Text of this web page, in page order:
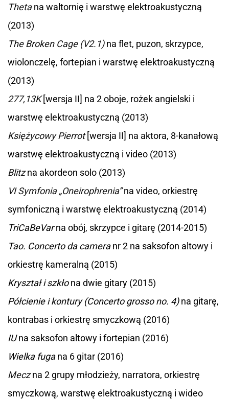
Thetana waltornię i warstwę elektroakustyczną
(2013)
The Broken Cage (V2.1)na flet, puzon, skrzypce,
wiolonczelę, fortepian i warstwę elektroakustyczną
(2013)
277,13K[wersja II] na 2 oboje, rożek angielski i
warstwę elektroakustyczną (2013)
Księżycowy Pierrot[wersja II] na aktora, 8-kanałową
warstwę elektroakustyczną i video (2013)
Blitzna akordeon solo (2013)
VI Symfonia „Oneirophrenia”na video, orkiestrę
symfoniczną i warstwę elektroakustyczną (2014)
TriCaBeVarna obój, skrzypce i gitarę (2014-2015)
Tao. Concerto da cameranr 2 na saksofon altowy i
orkiestrę kameralną (2015)
Kryształ i szkłona dwie gitary (2015)
Półcienie i kontury (Concerto grosso no. 4)na gitarę,
kontrabas i orkiestrę smyczkową (2016)
IUna saksofon altowy i fortepian (2016)
Wielka fugana 6 gitar (2016)
Meczna 2 grupy młodzieży, narratora, orkiestrę
smyczkową, warstwę elektroakustyczną i wideo